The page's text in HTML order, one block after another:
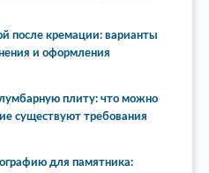
после кремации: варианты
и оформления
плиту: что можно
существуют требования
для памятника: